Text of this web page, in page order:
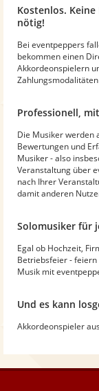
Kostenlos.
nötig!
Bei eventpeppers
bekommen einen
Akkordeonspielern
Professionell,
Die Musiker werden
Bewertungen und
Musiker - also
Veranstaltung über
nach Ihrer
damit anderen
Solomusiker für
Egal ob Hochzeit,
Betriebsfeier - feiern
Musik mit
Und es kann
Akkordeonspieler